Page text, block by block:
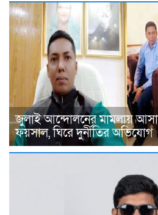
জুলাই আন্দোলনের মামলায়
ফয়সাল, ঘিরে দুর্নীতির অভিযোগ